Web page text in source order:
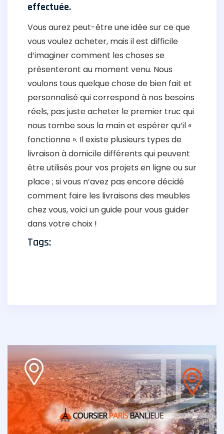
effectuée.
Vous aurez peut-être une idée sur ce que
vous voulez acheter, mais il est difficile
d’imaginer comment les choses se
présenteront au moment venu. Nous
voulons tous quelque chose de bien fait et
personnalisé qui correspond à nos besoins
réels, pas juste acheter le premier truc qui
nous tombe sous la main et espérer qu’il «
fonctionne ». Il existe plusieurs types de
livraison à domicile différents qui peuvent
être utilisés pour vos projets en ligne ou sur
place ; si vous n’avez pas encore décidé
comment faire les livraisons des meubles
chez vous, voici un guide pour vous guider
dans votre choix !
Tags: